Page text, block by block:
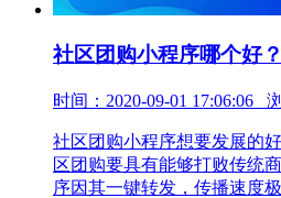
社区团购小程序哪个好
时间：2020-09-01 17:06:06
社区团购小程序想要发展的
区团购要具有能够打败传统
序因其一键转发，传播速度